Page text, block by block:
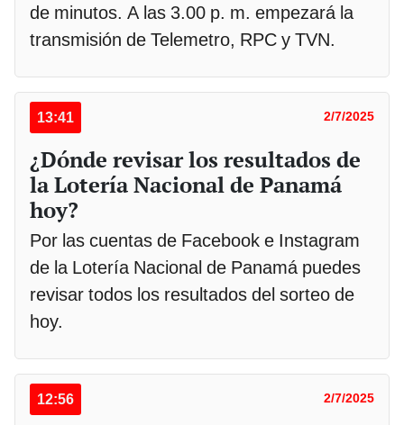
de minutos. A las 3.00 p. m. empezará la
transmisión de Telemetro, RPC y TVN.
13:41 2/7/2025
¿Dónde revisar los resultados de
la Lotería Nacional de Panamá
hoy?
Por las cuentas de Facebook e Instagram
de la Lotería Nacional de Panamá puedes
revisar todos los resultados del sorteo de
hoy.
12:56 2/7/2025